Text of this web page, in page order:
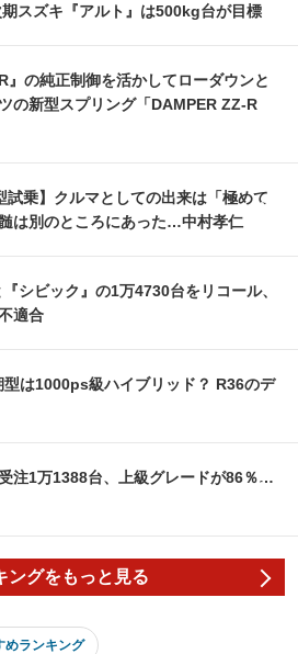
スズキ『アルト』は500kg台が目標
』の純正制御を活かしてローダウンと
の新型スプリング「DAMPER ZZ-R
試乗】クルマとしての出来は「極めて
は別のところにあった…中村孝仁
シビック』の1万4730台をリコール、
適合
型は1000ps級ハイブリッド？ R36のデ
注1万1388台、上級グレードが86％…
ングをもっと見る
めランキング